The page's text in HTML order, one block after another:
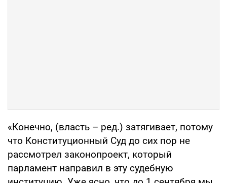
«Конечно, (власть – ред.) затягивает, потому
что Конституционный Суд до сих пор не
рассмотрел законопроект, который
парламент направил в эту судебную